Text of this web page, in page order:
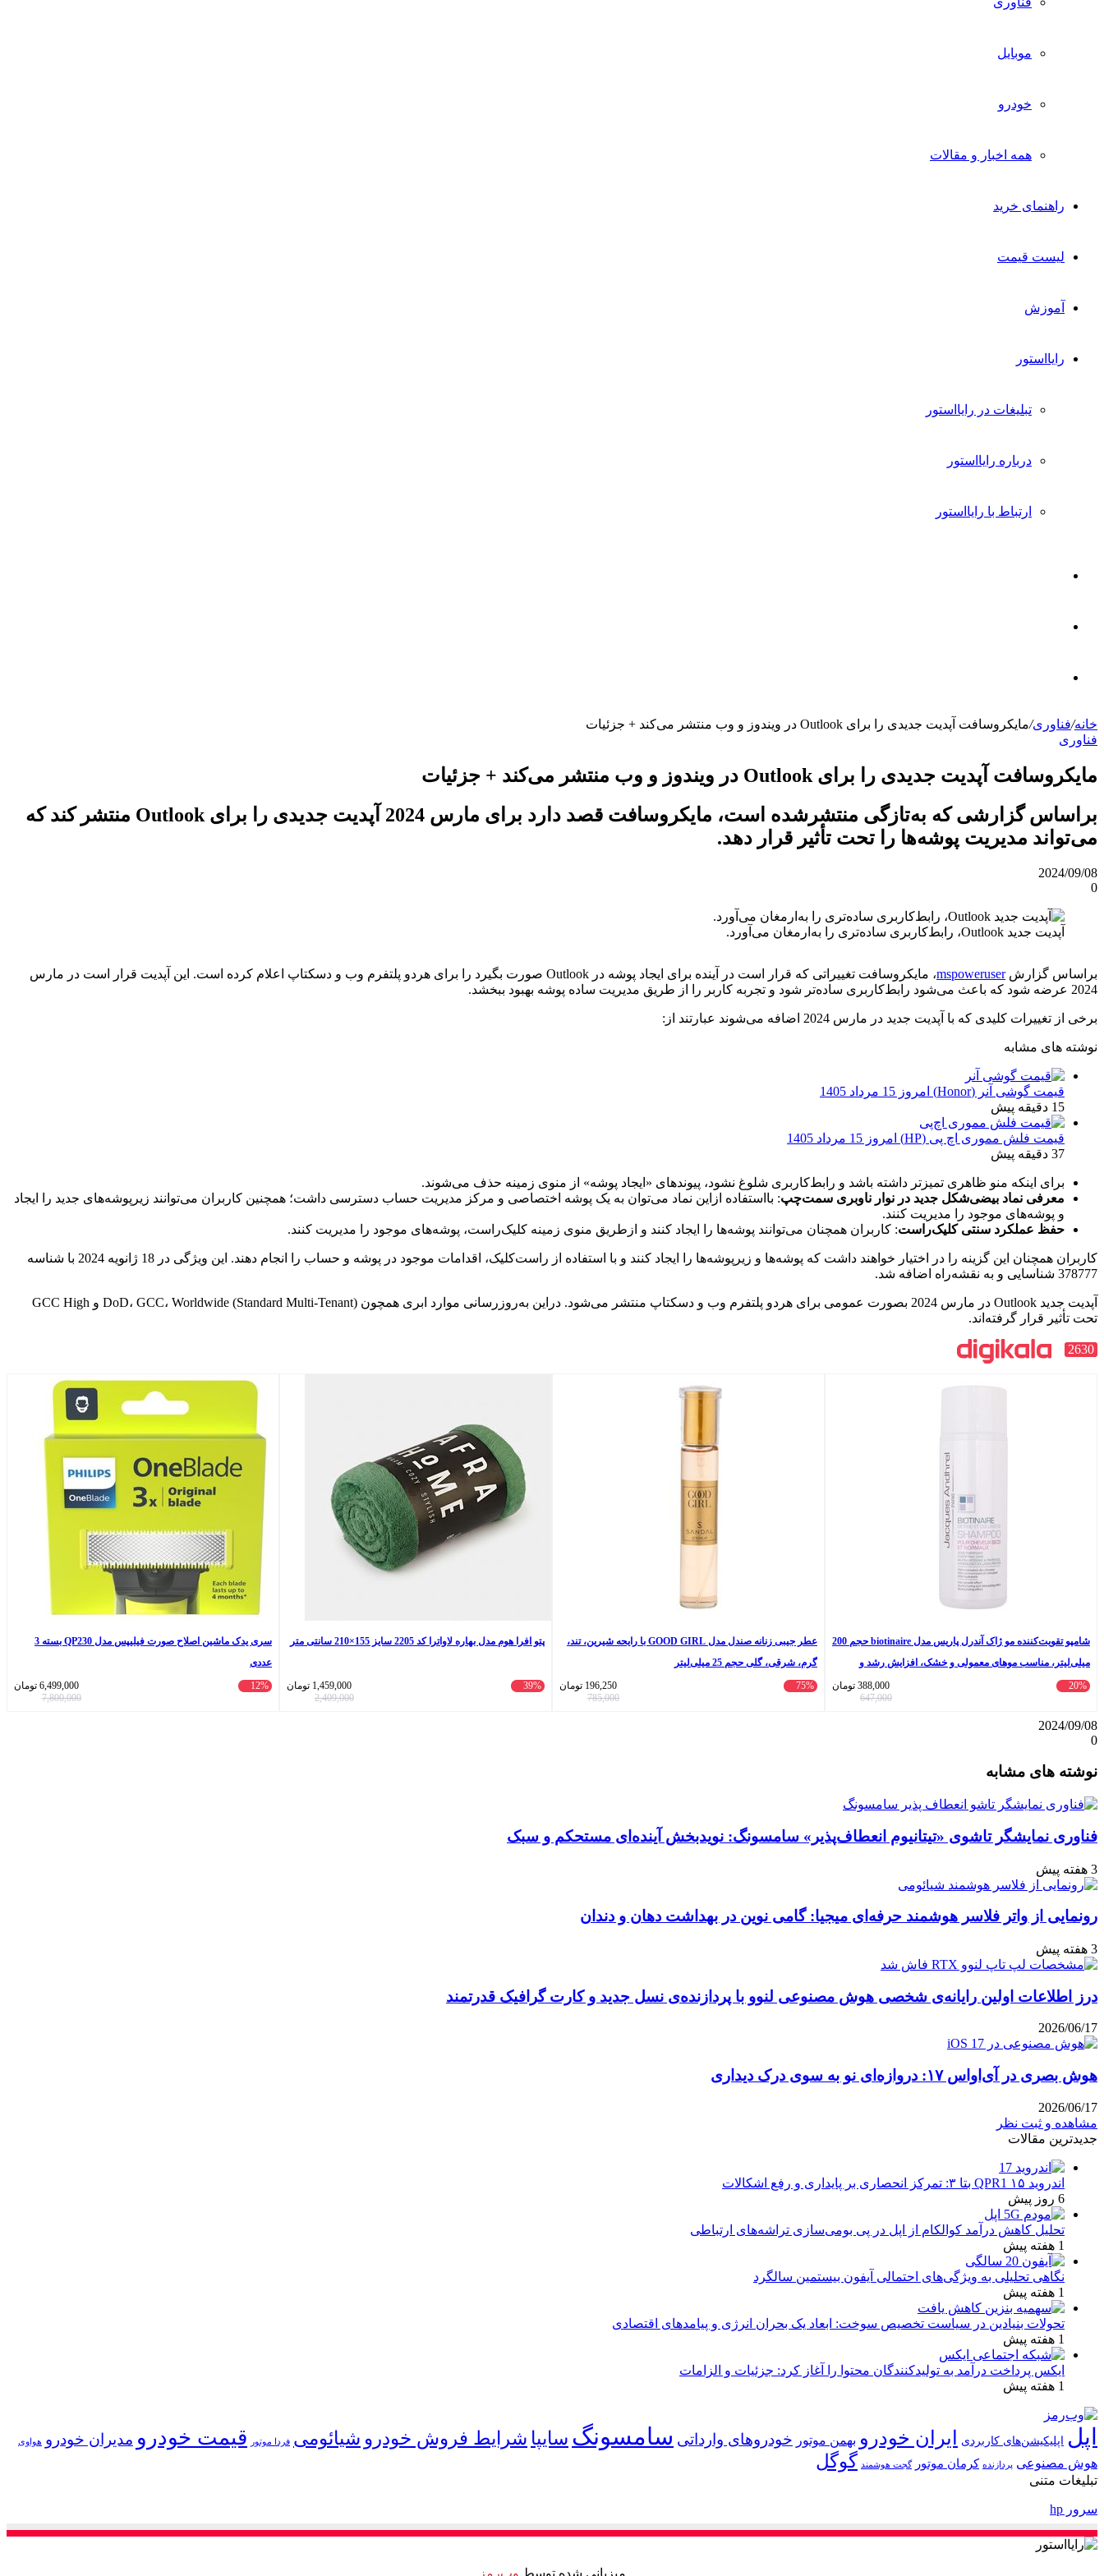
موبایل
خودرو
همه اخبار و مقالات
راهنمای خرید
لیست قیمت
آموزش
رایااستور
تبلیغات در رایااستور
درباره رایااستور
ارتباط با رایااستور
برای خانه/فناوری/مایکروسافت آپدیت جدیدی را برای Outlook در ویندوز و وب منتشر می‌کند + جزئیات
فناوری
مایکروسافت آپدیت جدیدی را برای Outlook در ویندوز و وب منتشر می‌کند + جزئیات
براساس گزارشی که به‌تازگی منتشرشده است، مایکروسافت قصد دارد برای مارس 2024 آپدیت جدیدی را برای Outlook منتشر کند که
می‌تواند مدیریت پوشه‌ها را تحت تأثیر قرار دهد.
2024/09/08
0
آپدیت جدید Outlook، رابط‌کاربری ساده‌تری را به‌ارمغان می‌آورد.
براساس گزارشmspoweruser
، مایکروسافت تغییراتی که قرار است در آینده برای ایجاد پوشه در Outlook صورت بگیرد را برای هردو پلتفرم وب و دسکتاپ اعلام کرده است. این آپدیت قرار است در مارس
2024 عرضه شود که باعث می‌شود رابط‌کاربری ساده‌تر شود و تجربه کاربر را از طریق مدیریت ساده پوشه بهبود ببخشد.
برخی از تغییرات کلیدی که با آپدیت جدید در مارس 2024 اضافه می‌شوند عبارتند از:
نوشته های مشابه
قیمت گوشی آنر (Honor) امروز 15 مرداد 1405
15 دقیقه پیش
قیمت فلش مموری اچ‌ پی (HP) امروز 15 مرداد 1405
37 دقیقه پیش
برای اینکه منو ظاهری تمیزتر داشته باشد و رابط‌کاربری شلوغ نشود، پیوندهای «ایجاد پوشه» از منوی زمینه حذف می‌شوند.
معرفی نماد بیضی‌شکل جدید در نوار ناوبری سمت‌چپ: بااستفاده ازاین نماد می‌توان به یک پوشه اختصاصی و مرکز مدیریت حساب دسترسی داشت؛ همچنین کاربران می‌توانند زیرپوشه‌های جدید را ایجاد
و پوشه‌های موجود را مدیریت کنند.
حفظ عملکرد سنتی کلیک‌راست: کاربران همچنان می‌توانند پوشه‌ها را ایجاد کنند و ازطریق منوی زمینه کلیک‌راست، پوشه‌های موجود را مدیریت کنند.
کاربران همچنان این گزینه را در اختیار خواهند داشت که پوشه‌ها و زیرپوشه‌ها را ایجاد کنند و با استفاده از راست‌کلیک، اقدامات موجود در پوشه و حساب را انجام دهند. این ویژگی در 18 ژانویه 2024 با شناسه
378777 شناسایی و به نقشه‌راه اضافه شد.
آپدیت جدید Outlook در مارس 2024 بصورت عمومی برای هردو پلتفرم وب و دسکتاپ منتشر می‌شود. دراین به‌روزرسانی موارد ابری همچون DoD، GCC، Worldwide (Standard Multi-Tenant) و GCC High
تحت تأثیر قرار گرفته‌اند.
2630
شامپو تقویت‌کننده مو ژاک آندرل پاریس مدل biotinaire حجم 200
میلی‌لیتر، مناسب موهای معمولی و خشک، افزایش رشد و
ضخامت مو، افزایش استحکام ساقه، مرطوب‌کننده ساقه مو و
20%
388,000 تومان
647,000
عطر جیبی زنانه صندل مدل GOOD GIRL با رایحه شیرین، تند،
گرم، شرقی، گلی حجم 25 میلی‌لیتر
75%
196,250 تومان
785,000
پتو افرا هوم مدل بهاره لاواترا کد 2205 سایز 155×210 سانتی‌ متر
39%
1,459,000 تومان
2,409,000
سری یدک ماشین اصلاح صورت فیلیپس مدل QP230 بسته 3
عددی
12%
6,499,000 تومان
7,800,000
2024/09/08
0
آپ
گذاری
ایمیل
نوشته های مشابه
فناوری نمایشگر تاشوی «تیتانیوم انعطاف‌پذیر» سامسونگ: نویدبخش آینده‌ای مستحکم و سبک
3 هفته پیش
رونمایی از واتر فلاسر هوشمند حرفه‌ای میجیا: گامی نوین در بهداشت دهان و دندان
3 هفته پیش
درز اطلاعات اولین رایانه‌ی شخصی هوش مصنوعی لنوو با پردازنده‌ی نسل جدید و کارت گرافیک قدرتمند
2026/06/17
هوش بصری در آی‌او‌اس ۱۷: دروازه‌ای نو به سوی درک دیداری
2026/06/17
مشاهده و ثبت نظر
جدیدترین مقالات
اندروید ۱۵ QPR1 بتا ۳: تمرکز انحصاری بر پایداری و رفع اشکالات
6 روز پیش
تحلیل کاهش درآمد کوالکام از اپل در پی بومی‌سازی تراشه‌های ارتباطی
1 هفته پیش
نگاهی تحلیلی به ویژگی‌های احتمالی آیفون بیستمین سالگرد
1 هفته پیش
تحولات بنیادین در سیاست تخصیص سوخت: ابعاد یک بحران انرژی و پیامدهای اقتصادی
1 هفته پیش
ایکس پرداخت درآمد به تولیدکنندگان محتوا را آغاز کرد: جزئیات و الزامات
1 هفته پیش
اپل اپلیکیشن‌های کاربردی ایران خودرو بهمن موتور خودروهای وارداتی سامسونگ سایپا شرایط فروش خودرو شیائومی فردا موتور قیمت خودرو مدیران خودرو هواوی
هوش مصنوعی پردازنده کرمان موتور گجت هوشمند گوگل
تبلیغات متنی
سرور hp
میزبانی شده توسط وب‌رمز